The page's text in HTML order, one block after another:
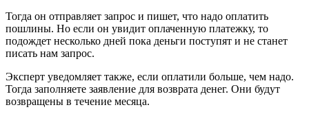
Тогда он отправляет запрос и пишет, что надо оплатить
пошлины. Но если он увидит оплаченную платежку, то
подождет несколько дней пока деньги поступят и не станет
писать нам запрос.
Эксперт уведомляет также, если оплатили больше, чем надо.
Тогда заполняете заявление для возврата денег. Они будут
возвращены в течение месяца.